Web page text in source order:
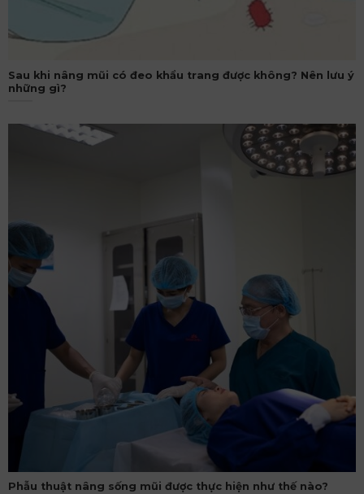
Sau khi nâng mũi có đeo khẩu trang được không? Nên lưu ý
những gì?
Phẫu thuật nâng sống mũi được thực hiện như thế nào?